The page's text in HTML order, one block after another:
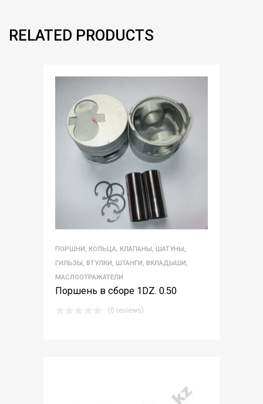
RELATED PRODUCTS
ПОРШНИ, КОЛЬЦА, КЛАПАНЫ, ШАТУНЫ,
ГИЛЬЗЫ, ВТУЛКИ, ШТАНГИ, ВКЛАДЫШИ,
МАСЛООТРАЖАТЕЛИ
Поршень в сборе 1DZ. 0.50
(0 reviews)